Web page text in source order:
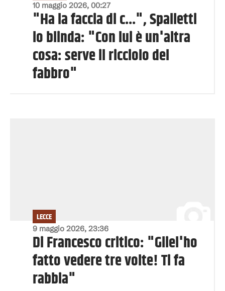
10 maggio 2026, 00:27
"Ha la faccia di c...", Spalletti
lo blinda: "Con lui è un'altra
cosa: serve il ricciolo del
fabbro"
9 maggio 2026, 23:36
LECCE
Di Francesco critico: "Gliel'ho
fatto vedere tre volte! Ti fa
rabbia"